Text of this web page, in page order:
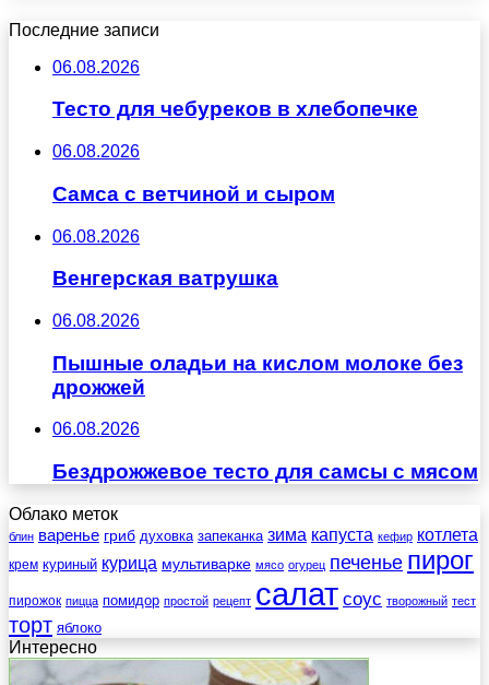
Последние записи
06.08.2026
Тесто для чебуреков в хлебопечке
06.08.2026
Самса с ветчиной и сыром
06.08.2026
Венгерская ватрушка
06.08.2026
Пышные оладьи на кислом молоке без
дрожжей
06.08.2026
Бездрожжевое тесто для самсы с мясом
Облако меток
блин варенье гриб духовка запеканка зима капуста кефир котлета
крем куриный курица мультиварке мясо огурец печенье пирог
пирожок пицца помидор простой рецепт салат соус творожный тест
торт яблоко
Интересно